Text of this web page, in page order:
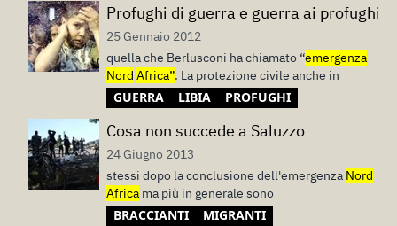
Profughi di guerra e guerra ai profughi
25 Gennaio 2012
quella che Berlusconi ha chiamato “emergenza
Nord Africa”. La protezione civile anche in
GUERRA LIBIA PROFUGHI
Cosa non succede a Saluzzo
24 Giugno 2013
stessi dopo la conclusione dell'emergenza Nord
Africa ma più in generale sono
BRACCIANTI
MIGRANTI